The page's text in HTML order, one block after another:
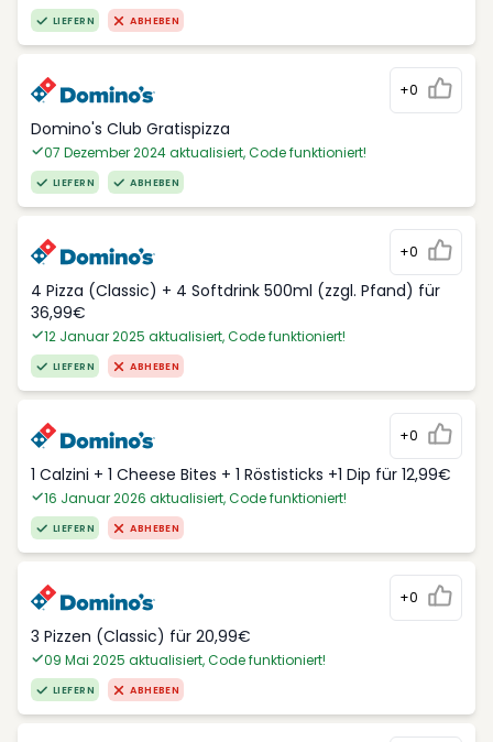
LIEFERN ABHEBEN
+0
Domino's Club Gratispizza
07 Dezember 2024 aktualisiert, Code funktioniert!
LIEFERN ABHEBEN
+0
4 Pizza (Classic) + 4 Softdrink 500ml (zzgl. Pfand) für
36,99€
12 Januar 2025 aktualisiert, Code funktioniert!
LIEFERN ABHEBEN
+0
1 Calzini + 1 Cheese Bites + 1 Röstisticks +1 Dip für 12,99€
16 Januar 2026 aktualisiert, Code funktioniert!
LIEFERN ABHEBEN
+0
3 Pizzen (Classic) für 20,99€
09 Mai 2025 aktualisiert, Code funktioniert!
LIEFERN ABHEBEN